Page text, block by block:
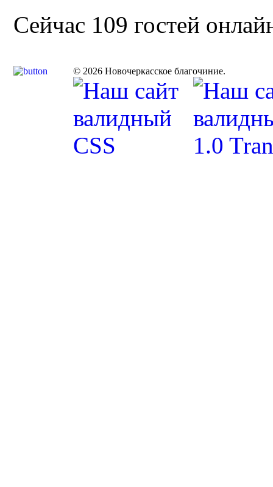
Сейчас 109 гостей
© 2026 Новочеркасское благочиние.